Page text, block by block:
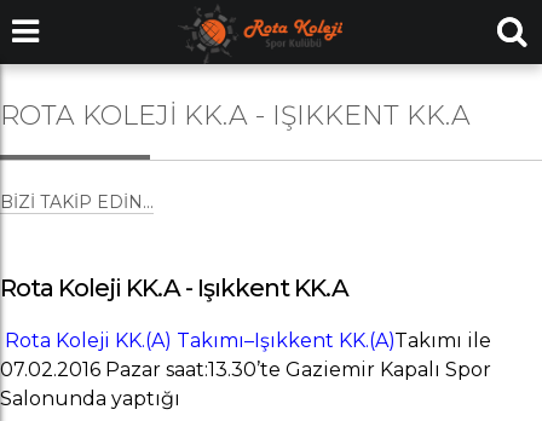
ROTA KOLEJI KK.A - IŞIKKENT KK.A
BIZI TAKIP EDIN...
Rota Koleji KK.A - Işıkkent KK.A
Rota Koleji KK.(A) Takımı–Işıkkent KK.(A)Takımı ile
07.02.2016 Pazar saat:13.30’te Gaziemir Kapalı Spor
Salonunda yaptığı